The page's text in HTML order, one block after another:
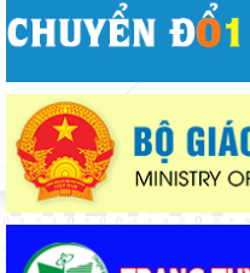
sắp xếp cơ sở giáo dục công
Thắp sáng văn hóa đọc từ
Khát khao thay đổi cuộc
Lâm Đồng tạo nền tảng đột
Lâm Đồng tập huấn cán bộ quản lý ngành Giáo dục, sẵn sàng
cho năm học 2026 - 2027
quả hoạt động giáo dục